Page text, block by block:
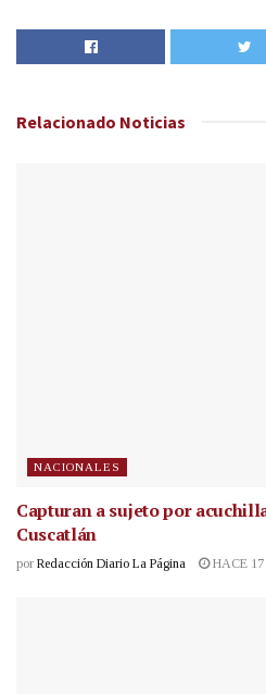
Relacionado Noticias
NACIONALES
Capturan a sujeto por
Cuscatlán
por Redacción Diario La Página HACE 17